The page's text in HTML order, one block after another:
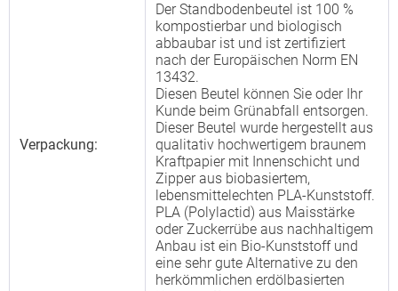
Verpackung:
Der Standbodenbeutel ist 100 %
kompostierbar und biologisch
abbaubar ist und ist zertifiziert
nach der Europäischen Norm EN
13432.
Diesen Beutel können Sie oder Ihr
Kunde beim Grünabfall entsorgen.
Dieser Beutel wurde hergestellt aus
qualitativ hochwertigem braunem
Kraftpapier mit Innenschicht und
Zipper aus biobasiertem,
lebensmittelechten PLA-Kunststoff.
PLA (Polylactid) aus Maisstärke
oder Zuckerrübe aus nachhaltigem
Anbau ist ein Bio-Kunststoff und
eine sehr gute Alternative zu den
herkömmlichen erdölbasierten